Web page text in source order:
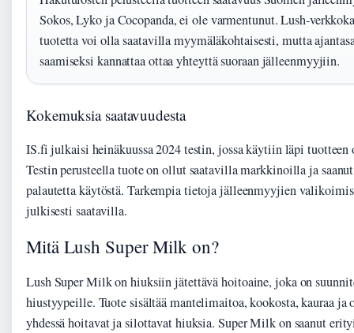
Sokos, Lyko ja Cocopanda, ei ole varmentunut. Lush-
tuotetta voi olla saatavilla myymäläkohtaisesti, mutta
saamiseksi kannattaa ottaa yhteyttä suoraan jälleenmyyjiin.
Kokemuksia saatavuudesta
IS.fi julkaisi heinäkuussa 2024 testin, jossa käytiin läpi tuotteen
Testin perusteella tuote on ollut saatavilla markkinoilla ja
palautetta käytöstä. Tarkempia tietoja jälleenmyyjien
julkisesti saatavilla.
Mitä Lush Super Milk on?
Lush Super Milk on hiuksiin jätettävä hoitoaine, joka on
hiustyypeille. Tuote sisältää mantelimaitoa, kookosta, kauraa
yhdessä hoitavat ja silottavat hiuksia. Super Milk on saanut